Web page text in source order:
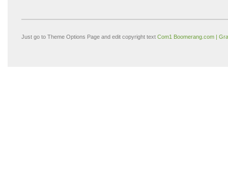
Just go to Theme Options Page and edit copyright text Com1 Boomerang.com |